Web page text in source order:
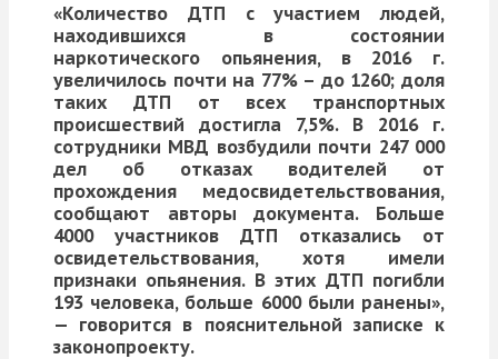
«Количество ДТП с участием людей,
находившихся в состоянии
наркотического опьянения, в 2016 г.
увеличилось почти на 77% – до 1260; доля
таких ДТП от всех транспортных
происшествий достигла 7,5%. В 2016 г.
сотрудники МВД возбудили почти 247 000
дел об отказах водителей от
прохождения медосвидетельствования,
сообщают авторы документа. Больше
4000 участников ДТП отказались от
освидетельствования, хотя имели
признаки опьянения. В этих ДТП погибли
193 человека, больше 6000 были ранены»,
— говорится в пояснительной записке к
законопроекту.